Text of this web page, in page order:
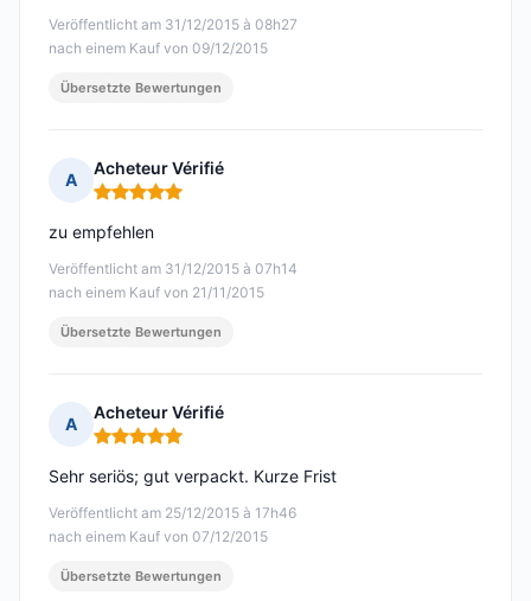
Veröffentlicht am 31/12/2015 à 08h27
nach einem Kauf von 09/12/2015
Übersetzte Bewertungen
A
Acheteur Vérifié
Hinweis: 5 von 5
Veröffentlicht am 31/12/2015 à 07h14
nach einem Kauf von 21/11/2015
zu empfehlen
Übersetzte Bewertungen
A
Acheteur Vérifié
Hinweis: 5 von 5
Veröffentlicht am 25/12/2015 à 17h46
nach einem Kauf von 07/12/2015
Sehr seriös; gut verpackt. Kurze Frist
Übersetzte Bewertungen